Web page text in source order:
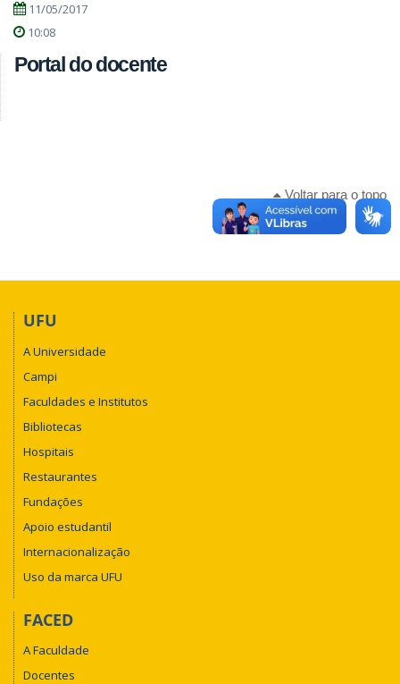
11/05/2017
10:08
Portal do docente
Voltar para o topo
UFU
A Universidade
Campi
Faculdades e Institutos
Bibliotecas
Hospitais
Restaurantes
Fundações
Apoio estudantil
Internacionalização
Uso da marca UFU
FACED
A Faculdade
Docentes